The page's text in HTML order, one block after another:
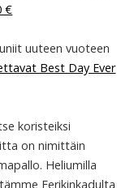
€
uuteen vuoteen
Best Day Ever
koristeiksi
on nimittäin
Heliumilla
Eerikinkadulta